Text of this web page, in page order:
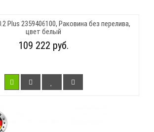
Plus 2359406100, Раковина без перелива,
цвет белый
109 222 руб.